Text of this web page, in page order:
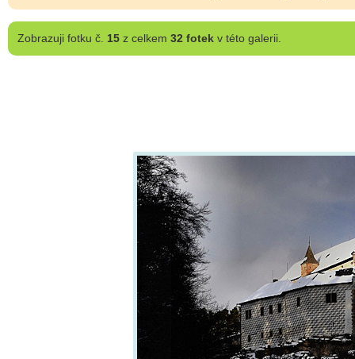
Zobrazujifotku č. 15z celkem 32 fotekv této galerii.